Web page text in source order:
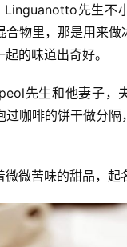
先生不
合物里，那是用来做
的味道出奇好。
先生和他妻子，
过咖啡的饼干做分隔
微苦味的甜品，起